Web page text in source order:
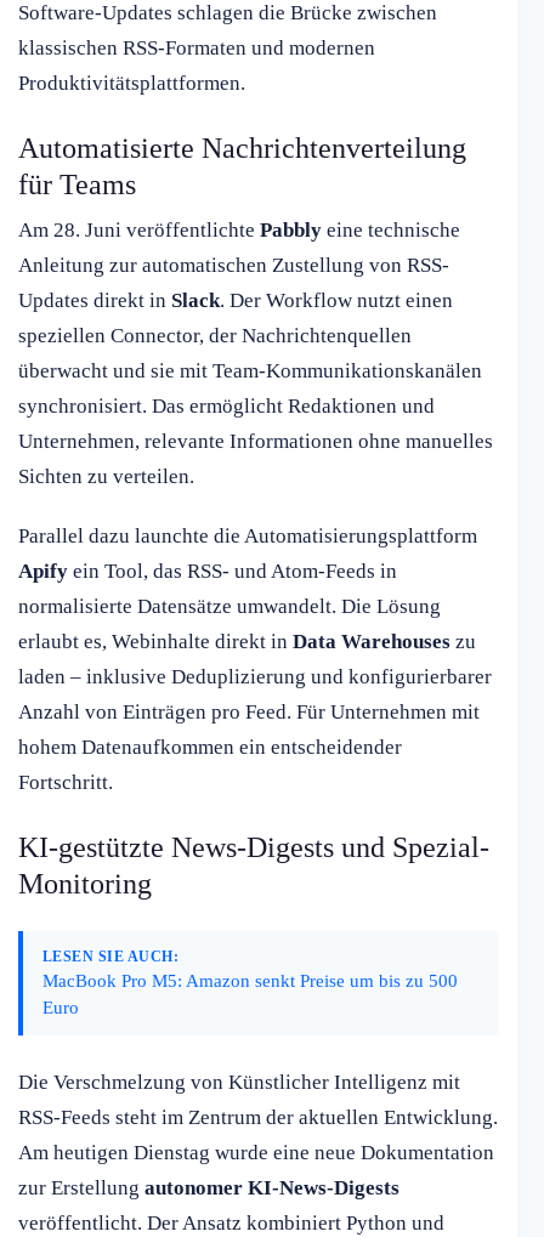
Software-Updates schlagen die Brücke zwischen
klassischen RSS-Formaten und modernen
Produktivitätsplattformen.
Automatisierte Nachrichtenverteilung
für Teams
Am 28. Juni veröffentlichte Pabbly eine technische
Anleitung zur automatischen Zustellung von RSS-
Updates direkt in Slack. Der Workflow nutzt einen
speziellen Connector, der Nachrichtenquellen
überwacht und sie mit Team-Kommunikationskanälen
synchronisiert. Das ermöglicht Redaktionen und
Unternehmen, relevante Informationen ohne manuelles
Sichten zu verteilen.
Parallel dazu launchte die Automatisierungsplattform
Apify ein Tool, das RSS- und Atom-Feeds in
normalisierte Datensätze umwandelt. Die Lösung
erlaubt es, Webinhalte direkt in Data Warehouses zu
laden – inklusive Deduplizierung und konfigurierbarer
Anzahl von Einträgen pro Feed. Für Unternehmen mit
hohem Datenaufkommen ein entscheidender
Fortschritt.
KI-gestützte News-Digests und Spezial-
Monitoring
LESEN SIE AUCH:
MacBook Pro M5: Amazon senkt Preise um bis zu 500
Euro
Die Verschmelzung von Künstlicher Intelligenz mit
RSS-Feeds steht im Zentrum der aktuellen Entwicklung.
Am heutigen Dienstag wurde eine neue Dokumentation
zur Erstellung autonomer KI-News-Digests
veröffentlicht. Der Ansatz kombiniert Python und